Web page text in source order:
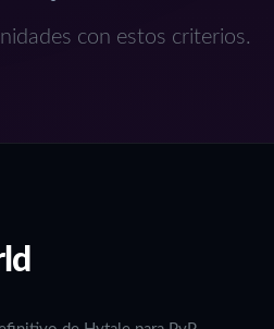
con estos criterios.